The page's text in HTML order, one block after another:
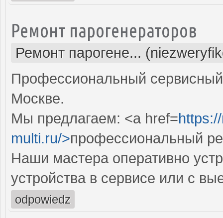
Ремонт парогенераторов
Ремонт парогене...
Профессиональный
Москве.
Мы предлагаем: <a href=
multi.ru/>профессиональный
Наши мастера оперативно
устройства в сервисе или с
odpowiedz